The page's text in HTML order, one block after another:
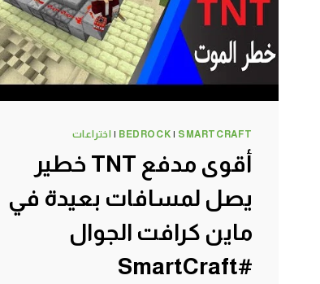
BEDROCK | SMARTCRAFT
| اختراعات
أقوى مدفع TNT خطير
يصل لمسافات بعيدة في
ماين كرافت الجوال
#SmartCraft